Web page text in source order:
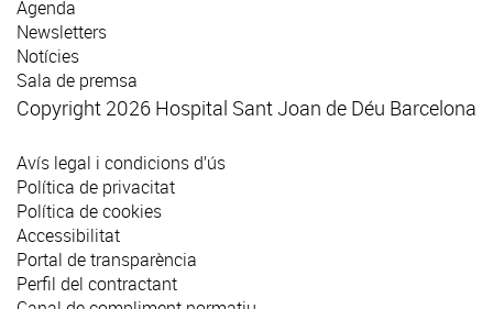
Agenda
Newsletters
Notícies
Sala de premsa
Copyright 2026 Hospital Sant Joan de Déu Barcelona
Avís legal i condicions d’ús
Política de privacitat
Política de cookies
Accessibilitat
Portal de transparència
Perfil del contractant